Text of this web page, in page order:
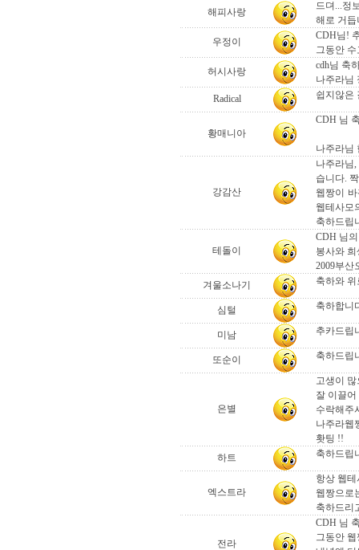
해피사랑
드뎌...정
해로 거듭
우정이
CDH님!
그동안
허시사랑
cdh님 축
나주라님
Radical
쉽지않은
황매니아
CDH 님
나주라님
강감산
나주라님
습니다.
웹짱이
웹테사모
축하드립
테돌이
CDH 님
봉사와
2009부산
겨울소나기
축하와
심털 축하합니
미남 추카드립
또순이 축하드립
은별
고생이
잘 이끌
수락해주
나주라웹
홧팅 !!
하트
축하드립
엑스트라
항상 웹
웹짱으로
축하드리
전라
CDH 님
그동안